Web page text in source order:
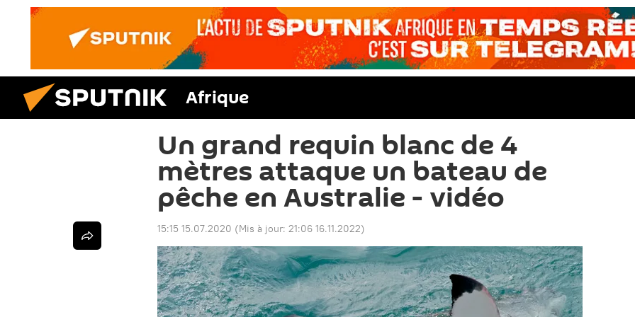
Afrique
Un grand requin blanc de 4
mètres attaque un bateau de
pêche en Australie - vidéo
15:15 15.07.2020 (Mis à jour: 21:06 16.11.2022)